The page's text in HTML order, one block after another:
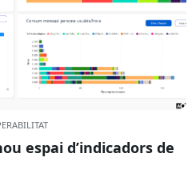
espai d’indicadors de